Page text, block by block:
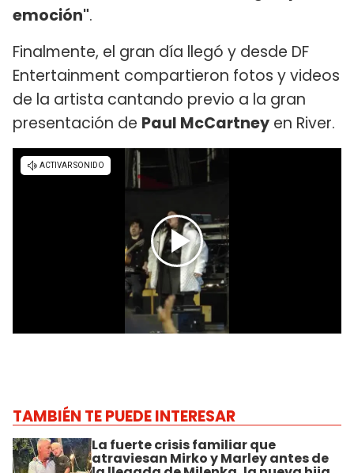
emoción".
Finalmente, el gran día llegó y desde DF
Entertainment compartieron fotos y videos
de la artista cantando previo a la gran
presentación de Paul McCartney en River.
TAMBIÉN TE PUEDE INTERESAR
La fuerte crisis familiar que
atraviesan Mirko y Marley antes de